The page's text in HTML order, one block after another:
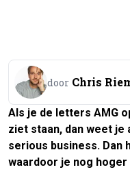
door Chris
Als je de letters AMG
ziet staan, dan weet je
serious business. Dan
waardoor je nog